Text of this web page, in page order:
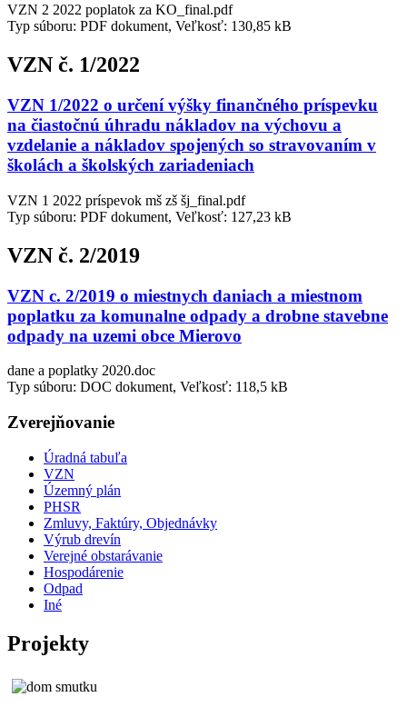
VZN 2 2022 poplatok za KO_final.pdf
Typ súboru: PDF dokument, Veľkosť: 130,85 kB
VZN č. 1/2022
VZN 1/2022 o určení výšky finančného príspevku
na čiastočnú úhradu nákladov na výchovu a
vzdelanie a nákladov spojených so stravovaním v
školách a školských zariadeniach
VZN 1 2022 príspevok mš zš šj_final.pdf
Typ súboru: PDF dokument, Veľkosť: 127,23 kB
VZN č. 2/2019
VZN c. 2/2019 o miestnych daniach a miestnom
poplatku za komunalne odpady a drobne stavebne
odpady na uzemi obce Mierovo
dane a poplatky 2020.doc
Typ súboru: DOC dokument, Veľkosť: 118,5 kB
Zverejňovanie
Úradná tabuľa
VZN
Územný plán
PHSR
Zmluvy, Faktúry, Objednávky
Výrub drevín
Verejné obstarávanie
Hospodárenie
Odpad
Iné
Projekty